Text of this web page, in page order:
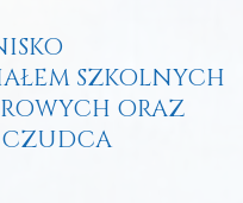
SZKOLNYCH
ORAZ